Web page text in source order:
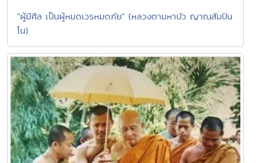
"ผู้มีศีล เป็นผู้หมดเวรหมดภัย" (หลวงตามหาบัว ญาณสัมปัน
โน)